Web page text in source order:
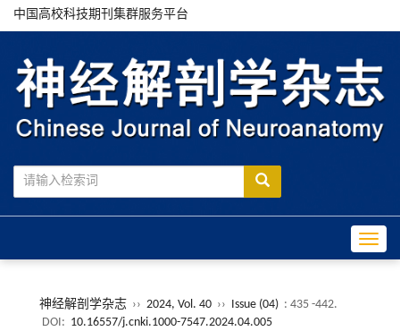
中国高校科技期刊集群服务平台
神经解剖学杂志 ›› 2024, Vol. 40 ›› Issue (04) : 435 -442.
DOI: 10.16557/j.cnki.1000-7547.2024.04.005